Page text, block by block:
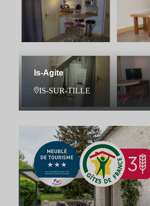
Is-Agite
IS-SUR-TILLE